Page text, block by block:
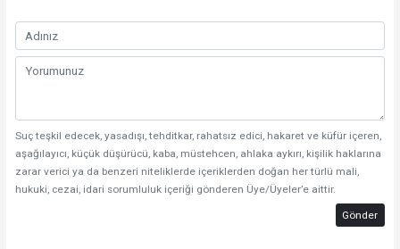
Suç teşkil edecek, yasadışı, tehditkar, rahatsız edici, hakaret ve küfür içeren,
aşağılayıcı, küçük düşürücü, kaba, müstehcen, ahlaka aykırı, kişilik haklarına
zarar verici ya da benzeri niteliklerde içeriklerden doğan her türlü mali,
hukuki, cezai, idari sorumluluk içeriği gönderen Üye/Üyeler’e aittir.
Gönder